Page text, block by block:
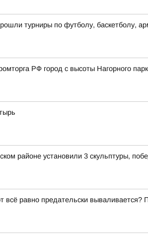
турниры по футболу, баскетболу,
РФ город с высоты Нагорного
районе установили 3 скульптуры,
всё равно предательски